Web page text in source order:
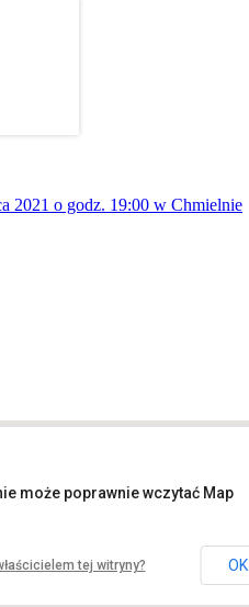
2021 o godz. 19:00 w Chmielnie
może poprawnie wczytać Map
tej witryny? OK